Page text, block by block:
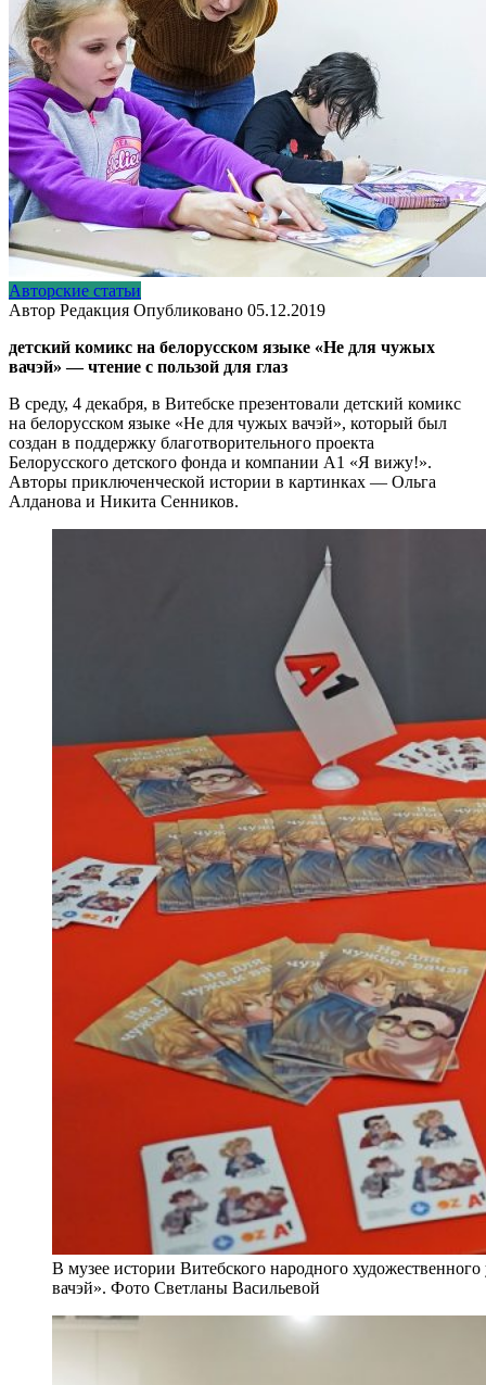
Авторские статьи
Автор Редакция Опубликовано 05.12.2019
детский комикс на белорусском языке «Не для чужых
вачэй» — чтение с пользой для глаз
В среду, 4 декабря, в Витебске презентовали детский комикс
на белорусском языке «Не для чужых вачэй», который был
создан в поддержку благотворительного проекта
Белорусского детского фонда и компании А1 «Я вижу!».
Авторы приключенческой истории в картинках — Ольга
Алданова и Никита Сенников.
В музее истории Витебского народного
вачэй». Фото Светланы Васильевой